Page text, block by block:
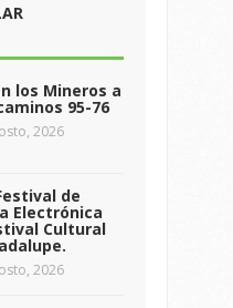
los Mineros a
95-76
2026
de
Electrónica
Cultural
2026